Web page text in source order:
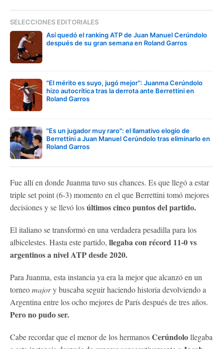
SELECCIONES EDITORIALES
Así quedó el ranking ATP de Juan Manuel Cerúndolo
después de su gran semana en Roland Garros
"El mérito es suyo, jugó mejor": Juanma Cerúndolo
hizo autocrítica tras la derrota ante Berrettini en
Roland Garros
"Es un jugador muy raro": el llamativo elogio de
Berrettini a Juan Manuel Cerúndolo tras eliminarlo en
Roland Garros
Fue allí en donde Juanma tuvo sus chances. Es que llegó a estar
triple set point (6-3) momento en el que Berrettini tomó mejores
decisiones y se llevó losúltimos cinco puntos del partido.
El italiano se transformó en una verdadera pesadilla para los
albicelestes. Hasta este partido, llegaba con récord 11-0 vs
argentinos a nivel ATP desde 2020.
Para Juanma, esta instancia ya era la mejor que alcanzó en un
torneomajory buscaba seguir haciendo historia devolviendo a
Argentina entre los ocho mejores de París después de tres años.
Pero no pudo ser.
Cabe recordar que el menor de los hermanosCerúndolollegaba